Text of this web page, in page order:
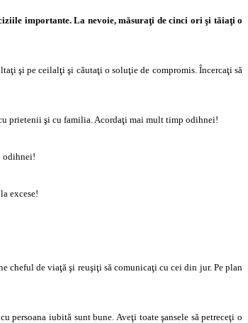
importante. La nevoie, măsuraţi de cinci ori şi tăiaţi o
şi pe ceilalţi şi căutaţi o soluţie de compromis. Încercaţi să
prietenii şi cu familia. Acordaţi mai mult timp odihnei!
odihnei!
excese!
cheful de viaţă şi reuşiţi să comunicaţi cu cei din jur. Pe plan
persoana iubită sunt bune. Aveţi toate şansele să petreceţi o